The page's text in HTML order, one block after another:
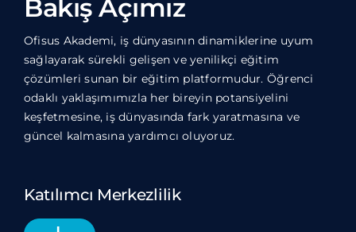
Bakış Açımız
Ofisus Akademi, iş dünyasının dinamiklerine uyum
sağlayarak sürekli gelişen ve yenilikçi eğitim
çözümleri sunan bir eğitim platformudur. Öğrenci
odaklı yaklaşımımızla her bireyin potansiyelini
keşfetmesine, iş dünyasında fark yaratmasına ve
güncel kalmasına yardımcı oluyoruz.
Katılımcı Merkezlilik